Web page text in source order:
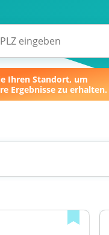
Ihren Standort, um
Ergebnisse zu erhalten.